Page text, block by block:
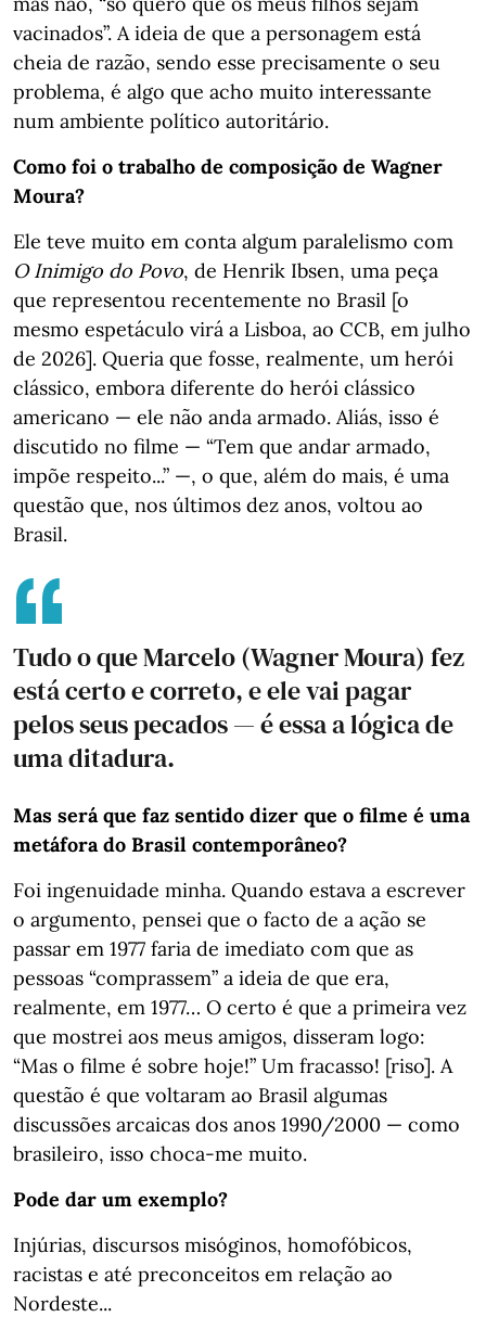
vacinados”. A ideia de que a personagem está
cheia de razão, sendo esse precisamente o seu
problema, é algo que acho muito interessante
num ambiente político autoritário.
Como foi o trabalho de composição de Wagner
Moura?
Ele teve muito em conta algum paralelismo com
O Inimigo do Povo, de Henrik Ibsen, uma peça
que representou recentemente no Brasil [o
mesmo espetáculo virá a Lisboa, ao CCB, em julho
de 2026]. Queria que fosse, realmente, um herói
clássico, embora diferente do herói clássico
americano — ele não anda armado. Aliás, isso é
discutido no filme — “Tem que andar armado,
impõe respeito...” —, o que, além do mais, é uma
questão que, nos últimos dez anos, voltou ao
Brasil.
Tudo o que Marcelo (Wagner Moura) fez
está certo e correto, e ele vai pagar
pelos seus pecados — é essa a lógica de
uma ditadura.
Mas será que faz sentido dizer que o filme é uma
metáfora do Brasil contemporâneo?
Foi ingenuidade minha. Quando estava a escrever
o argumento, pensei que o facto de a ação se
passar em 1977 faria de imediato com que as
pessoas “comprassem” a ideia de que era,
realmente, em 1977… O certo é que a primeira vez
que mostrei aos meus amigos, disseram logo:
“Mas o filme é sobre hoje!” Um fracasso! [riso]. A
questão é que voltaram ao Brasil algumas
discussões arcaicas dos anos 1990/2000 — como
brasileiro, isso choca-me muito.
Pode dar um exemplo?
Injúrias, discursos misóginos, homofóbicos,
racistas e até preconceitos em relação ao
Nordeste...